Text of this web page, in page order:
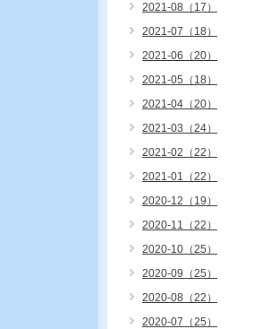
2021-08（17）
2021-07（18）
2021-06（20）
2021-05（18）
2021-04（20）
2021-03（24）
2021-02（22）
2021-01（22）
2020-12（19）
2020-11（22）
2020-10（25）
2020-09（25）
2020-08（22）
2020-07（25）